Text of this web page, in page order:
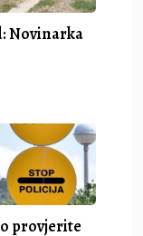
Novinarka
provjerite